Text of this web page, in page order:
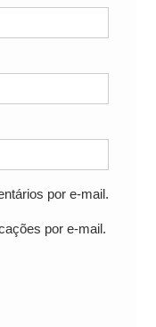
por e-mail.
por e-mail.